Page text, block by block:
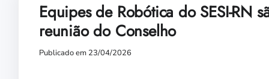
Equipes de Robótica do SESI-RN
reunião do Conselho
Publicado em 23/04/2026